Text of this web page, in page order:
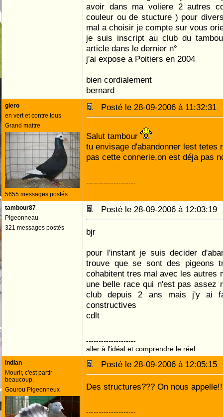
avoir dans ma voliere 2 autres
couleur ou de stucture ) pour
mal a choisir je compte sur vous
je suis inscript au club du
article dans le dernier n°
j'ai expose a Poitiers en 2004
bien cordialement
bernard
giero
en vert et contre tous
Grand maitre
5655 messages postés
Posté le 28-09-2006 à
Salut tambour
tu envisage d'abandonner lest tetes
pas cette connerie,on est déja pas
--------------------
tambour87
Pigeonneau
321 messages postés
Posté le 28-09-2006 à
bjr
pour l'instant je suis decider
trouve que se sont des pigeons
cohabitent tres mal avec les autres
une belle race qui n'est pas assez
club depuis 2 ans mais j'y ai
constructives
cdlt
--------------------
aller à l'idéal et comprendre le réel
indian
Mourir, c'est partir
beaucoup.
Gourou Pigeonneux
Posté le 28-09-2006 à
Des structures??? On nous
--------------------